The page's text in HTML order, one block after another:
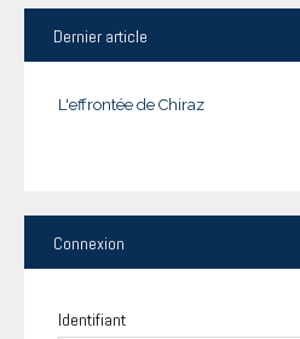
Dernier article
L'effrontée de Chiraz
Connexion
Identifiant